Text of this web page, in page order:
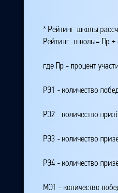
* Рейтинг школы
Рейтинг_школы= Пр
где Пр - процент
РЭ1 - количество
РЭ2 - количество
РЭ3 - количество
РЭ4 - количество
МЭ1 - количество